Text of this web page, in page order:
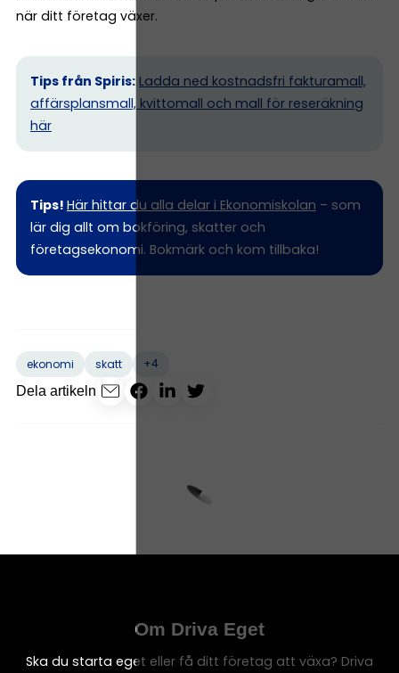
när ditt företag växer.
Tips från Spiris: Ladda ned kostnadsfri fakturamall,
affärsplansmall, kvittomall och mall för reseräkning
här
Tips! Här hittar du alla delar i Ekonomiskolan – som
lär dig allt om bokföring, skatter och
företagsekonomi. Bokmärk och kom tillbaka!
ekonomi skatt
+4
Dela artikeln
Om Driva Eget
Ska du starta eget eller få ditt företag att växa? Driva